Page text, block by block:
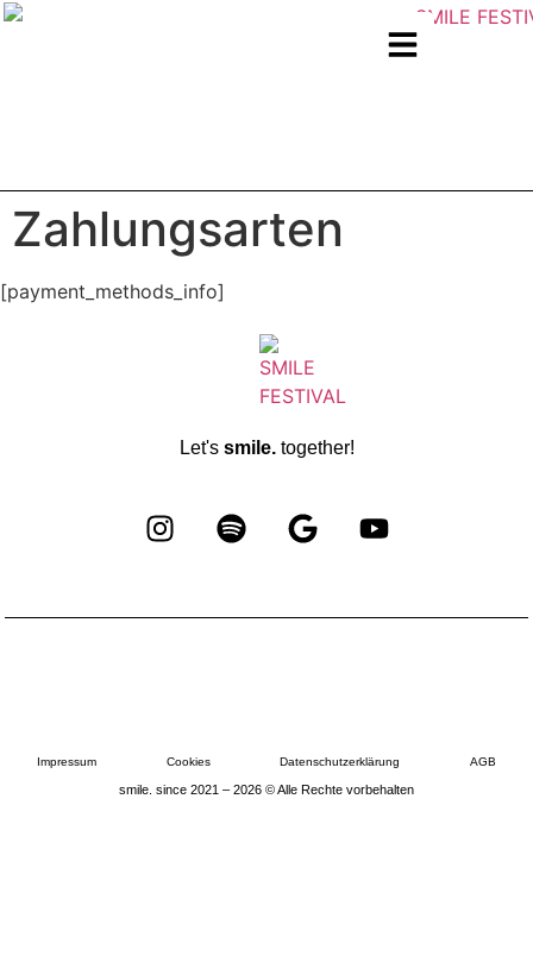
Zahlungsarten
[payment_methods_info]
Let's smile.together!
Impressum Cookies Datenschutzerklärung AGB
smile. since 2021 – 2026 © Alle Rechte vorbehalten